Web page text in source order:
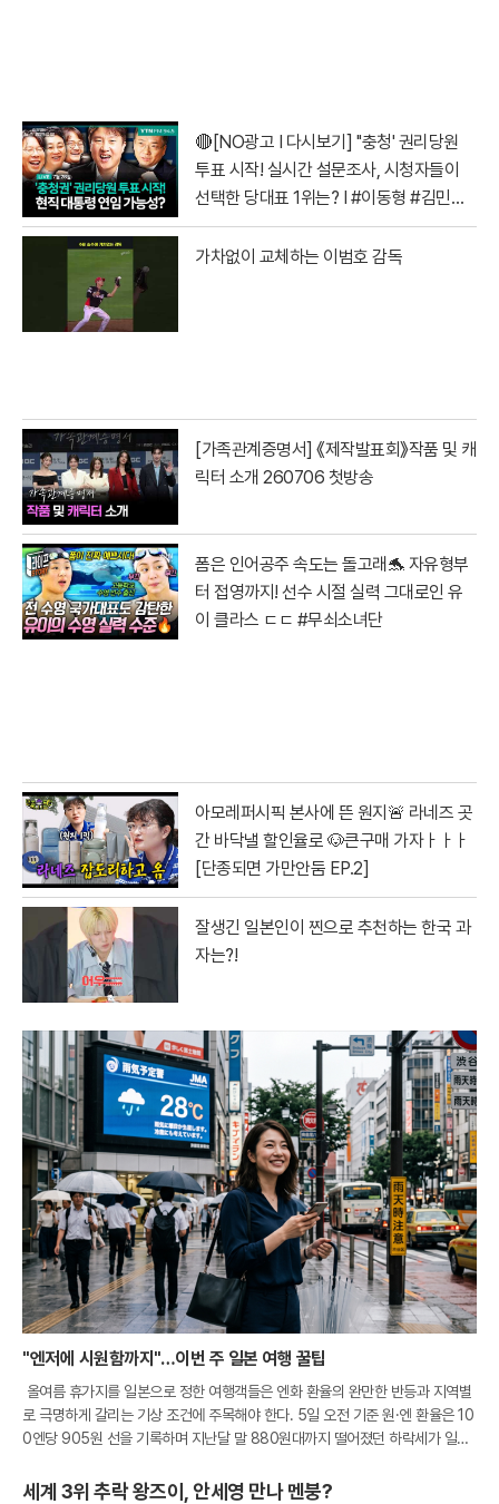
🔴[NO광고 I 다시보기] ''충청' 권리당원
투표 시작! 실시간 설문조사, 시청자들이
선택한 당대표 1위는? I #이동형 #김민석
#정청래 #전당대회
가차없이 교체하는 이범호 감독
[가족관계증명서] 《제작발표회》작품 및 캐
릭터 소개 260706 첫방송
폼은 인어공주 속도는 돌고래🐬 자유형부
터 접영까지! 선수 시절 실력 그대로인 유
이 클라스 ㄷㄷ #무쇠소녀단
아모레퍼시픽 본사에 뜬 원지🚨 라네즈 곳
간 바닥낼 할인율로 🐶큰구매 가자ㅏㅏㅏ
[단종되면 가만안둠 EP.2]
잘생긴 일본인이 찐으로 추천하는 한국 과
자는?!
"엔저에 시원함까지"…이번 주 일본 여행 꿀팁
올여름 휴가지를 일본으로 정한 여행객들은 엔화 환율의 완만한 반등과 지역별
로 극명하게 갈리는 기상 조건에 주목해야 한다. 5일 오전 기준 원·엔 환율은 10
0엔당 905원 선을 기록하며 지난달 말 880원대까지 떨어졌던 하락세가 일단
세계 3위 추락 왕즈이, 안세영 만나 멘붕?